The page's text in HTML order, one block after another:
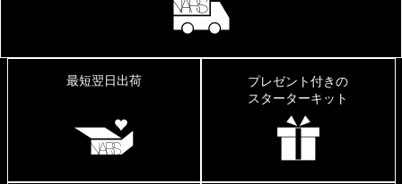
最短翌日出荷
プレゼント付きの
スターターキット